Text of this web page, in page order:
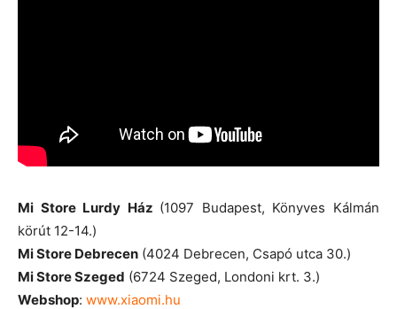
Mi Store Lurdy Ház (1097 Budapest, Könyves Kálmán
körút 12-14.)
Mi Store Debrecen (4024 Debrecen, Csapó utca 30.)
Mi Store Szeged (6724 Szeged, Londoni krt. 3.)
Webshop: www.xiaomi.hu